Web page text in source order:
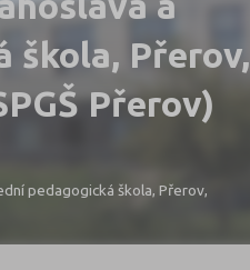
škola, Přerov,
Přerov)
pedagogická škola, Přerov,